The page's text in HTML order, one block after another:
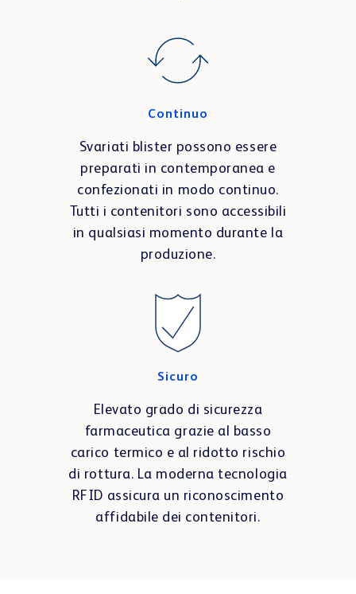
Continuo
Svariati blister possono essere
preparati in contemporanea e
confezionati in modo continuo.
Tutti i contenitori sono accessibili
in qualsiasi momento durante la
produzione.
Sicuro
Elevato grado di sicurezza
farmaceutica grazie al basso
carico termico e al ridotto rischio
di rottura. La moderna tecnologia
RFID assicura un riconoscimento
affidabile dei contenitori.